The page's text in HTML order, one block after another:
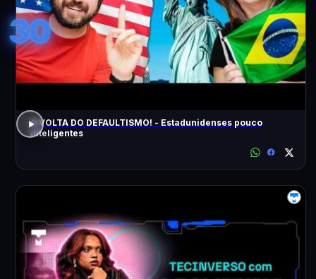
30
A VOLTA DO DEFAULTISMO! - Estadunidenses pouco
inteligentes